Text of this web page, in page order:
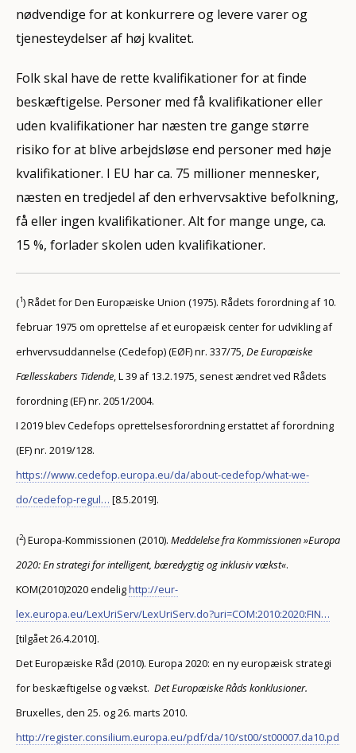
nødvendige for at konkurrere og levere varer og
tjenesteydelser af høj kvalitet.
Folk skal have de rette kvalifikationer for at finde
beskæftigelse. Personer med få kvalifikationer eller
uden kvalifikationer har næsten tre gange større
risiko for at blive arbejdsløse end personer med høje
kvalifikationer. I EU har ca. 75 millioner mennesker,
næsten en tredjedel af den erhvervsaktive befolkning,
få eller ingen kvalifikationer. Alt for mange unge, ca.
15 %, forlader skolen uden kvalifikationer.
(1) Rådet for Den Europæiske Union (1975). Rådets forordning af 10.
februar 1975 om oprettelse af et europæisk center for udvikling af
erhvervsuddannelse (Cedefop) (EØF) nr. 337/75, De Europæiske
Fællesskabers Tidende , L 39 af 13.2.1975, senest ændret ved Rådets
forordning (EF) nr. 2051/2004.
I 2019 blev Cedefops oprettelsesforordning erstattet af forordning
(EF) nr. 2019/128.
https://www.cedefop.europa.eu/da/about-cedefop/what-we-
do/cedefop-regul… [8.5.2019].
(2) Europa-Kommissionen (2010). Meddelelse fra Kommissionen »Europa
2020: En strategi for intelligent, bæredygtig og inklusiv vækst«.
KOM(2010)2020 endelighttp://eur-
lex.europa.eu/LexUriServ/LexUriServ.do?uri=COM:2010:2020:FIN…
[tilgået 26.4.2010].
Det Europæiske Råd (2010). Europa 2020: en ny europæisk strategi
for beskæftigelse og vækst. Det Europæiske Råds konklusioner.
Bruxelles, den 25. og 26. marts 2010.
http://register.consilium.europa.eu/pdf/da/10/st00/st00007.da10.pd